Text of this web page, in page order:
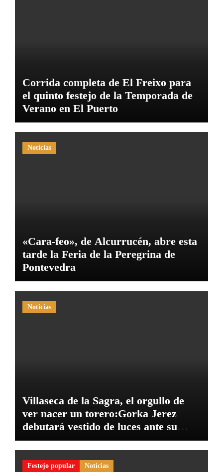
Corrida completa de El Freixo para
el quinto festejo de la Temporada de
Verano en El Puerto
Noticias
«Cara-feo», de Alcurrucén, abre esta
tarde la Feria de la Peregrina de
Pontevedra
Noticias
Villaseca de la Sagra, el orgullo de
ver nacer un torero:Gorka Jerez
debutará vestido de luces ante su
pueblo
Festejo popular Noticias